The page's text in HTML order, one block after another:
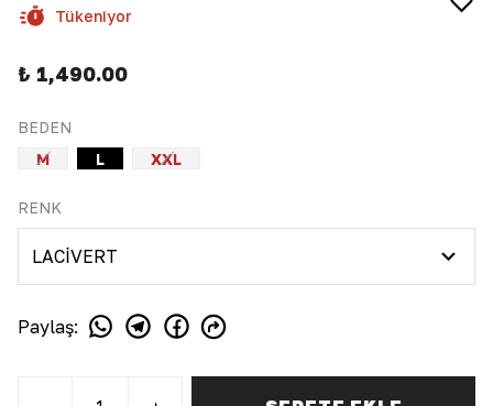
Tükeniyor
₺ 1,490.00
BEDEN
M
L XXL
RENK
Paylaş: